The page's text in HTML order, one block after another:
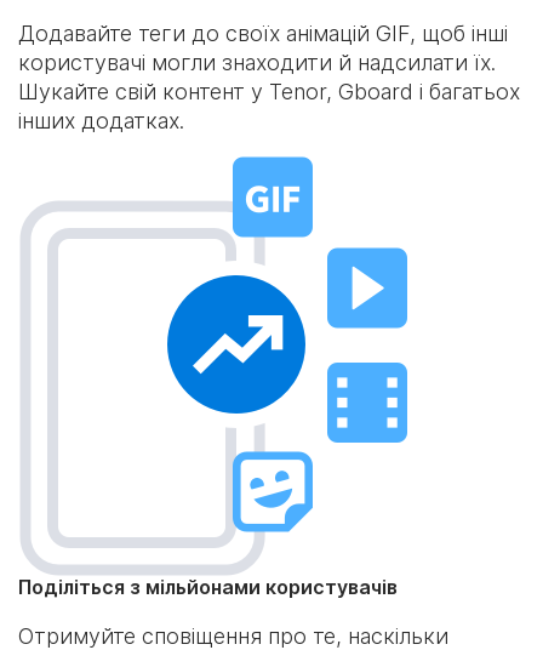
Додавайте теги до своїх анімацій GIF, щоб інші
користувачі могли знаходити й надсилати їх.
Шукайте свій контент у Tenor, Gboard і багатьох
інших додатках.
Поділіться з мільйонами користувачів
Отримуйте сповіщення про те, наскільки